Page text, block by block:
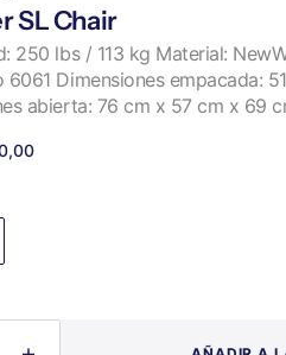
SL Chair
250 lbs / 113 kg Material:
6061 Dimensiones empacada:
abierta: 76 cm x 57 cm x 69